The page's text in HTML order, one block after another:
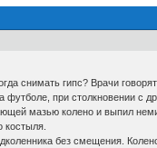
снимать гипс? Врачи
при столкновении с
мазью колено и выпил
костыля.
без смещения.